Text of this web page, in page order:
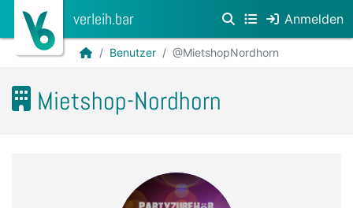
verleih.bar Anmelden
Benutzer @MietshopNordhorn
Mietshop-Nordhorn